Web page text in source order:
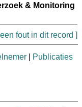
& Monitoring
fout in dit record ]
Publicaties